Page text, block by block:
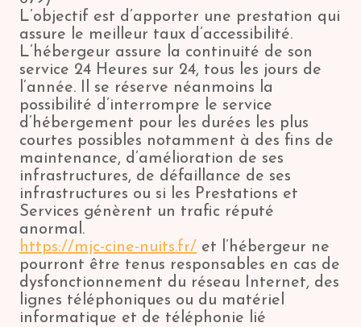
L’objectif est d’apporter une prestation qui
assure le meilleur taux d’accessibilité.
L’hébergeur assure la continuité de son
service 24 Heures sur 24, tous les jours de
l’année. Il se réserve néanmoins la
possibilité d’interrompre le service
d’hébergement pour les durées les plus
courtes possibles notamment à des fins de
maintenance, d’amélioration de ses
infrastructures, de défaillance de ses
infrastructures ou si les Prestations et
Services génèrent un trafic réputé
anormal.
https://mjc-cine-nuits.fr/ et l’hébergeur ne
pourront être tenus responsables en cas de
dysfonctionnement du réseau Internet, des
lignes téléphoniques ou du matériel
informatique et de téléphonie lié